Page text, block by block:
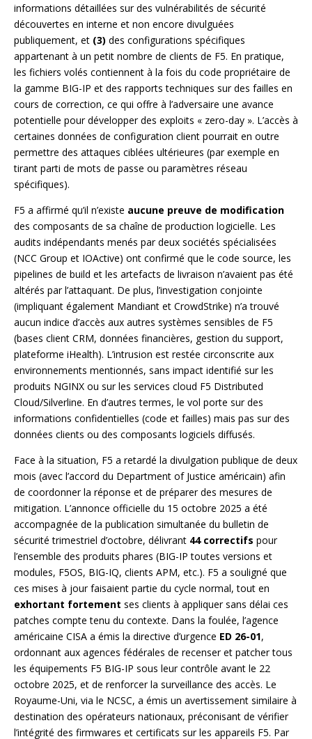
informations détaillées sur des vulnérabilités de sécurité
découvertes en interne et non encore divulguées
publiquement, et (3) des configurations spécifiques
appartenant à un petit nombre de clients de F5. En pratique,
les fichiers volés contiennent à la fois du code propriétaire de
la gamme BIG-IP et des rapports techniques sur des failles en
cours de correction, ce qui offre à l’adversaire une avance
potentielle pour développer des exploits « zero-day ». L’accès à
certaines données de configuration client pourrait en outre
permettre des attaques ciblées ultérieures (par exemple en
tirant parti de mots de passe ou paramètres réseau
spécifiques).
F5 a affirmé qu’il n’existe aucune preuve de modification
des composants de sa chaîne de production logicielle. Les
audits indépendants menés par deux sociétés spécialisées
(NCC Group et IOActive) ont confirmé que le code source, les
pipelines de build et les artefacts de livraison n’avaient pas été
altérés par l’attaquant. De plus, l’investigation conjointe
(impliquant également Mandiant et CrowdStrike) n’a trouvé
aucun indice d’accès aux autres systèmes sensibles de F5
(bases client CRM, données financières, gestion du support,
plateforme iHealth). L’intrusion est restée circonscrite aux
environnements mentionnés, sans impact identifié sur les
produits NGINX ou sur les services cloud F5 Distributed
Cloud/Silverline. En d’autres termes, le vol porte sur des
informations confidentielles (code et failles) mais pas sur des
données clients ou des composants logiciels diffusés.
Face à la situation, F5 a retardé la divulgation publique de deux
mois (avec l’accord du Department of Justice américain) afin
de coordonner la réponse et de préparer des mesures de
mitigation. L’annonce officielle du 15 octobre 2025 a été
accompagnée de la publication simultanée du bulletin de
sécurité trimestriel d’octobre, délivrant 44 correctifs pour
l’ensemble des produits phares (BIG-IP toutes versions et
modules, F5OS, BIG-IQ, clients APM, etc.). F5 a souligné que
ces mises à jour faisaient partie du cycle normal, tout en
exhortant fortement ses clients à appliquer sans délai ces
patches compte tenu du contexte. Dans la foulée, l’agence
américaine CISA a émis la directive d’urgence ED 26-01,
ordonnant aux agences fédérales de recenser et patcher tous
les équipements F5 BIG-IP sous leur contrôle avant le 22
octobre 2025, et de renforcer la surveillance des accès. Le
Royaume-Uni, via le NCSC, a émis un avertissement similaire à
destination des opérateurs nationaux, préconisant de vérifier
l’intégrité des firmwares et certificats sur les appareils F5. Par